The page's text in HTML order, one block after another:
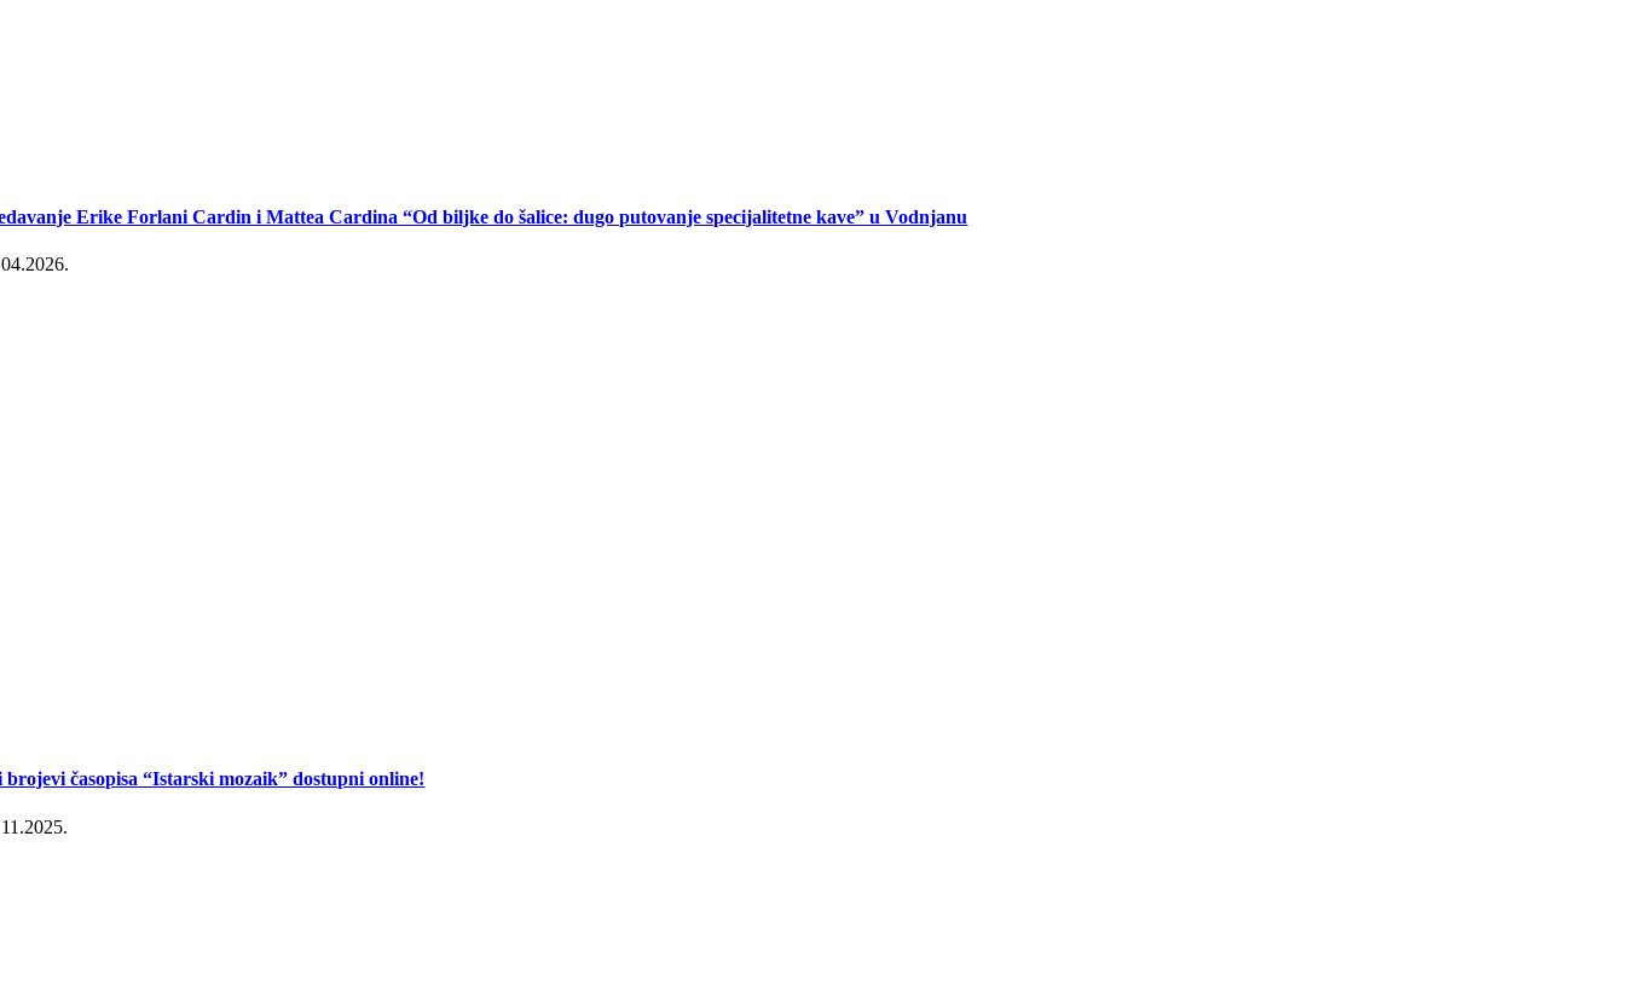
Erike Forlani Cardin i Mattea Cardina “Od biljke do šalice: dugo putovanje specijalitetne kave” u Vodnjanu
brojevi časopisa “Istarski mozaik” dostupni online!